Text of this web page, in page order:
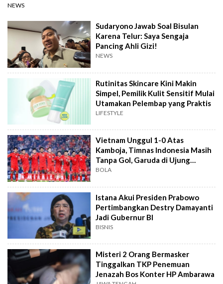
NEWS
Sudaryono Jawab Soal Bisulan
Karena Telur: Saya Sengaja
Pancing Ahli Gizi!
NEWS
Rutinitas Skincare Kini Makin
Simpel, Pemilik Kulit Sensitif Mulai
Utamakan Pelembap yang Praktis
LIFESTYLE
Vietnam Unggul 1-0 Atas
Kamboja, Timnas Indonesia Masih
Tanpa Gol, Garuda di Ujung
Tanduk
BOLA
Istana Akui Presiden Prabowo
Pertimbangkan Destry Damayanti
Jadi Gubernur BI
BISNIS
Misteri 2 Orang Bermasker
Tinggalkan TKP Penemuan
Jenazah Bos Konter HP Ambarawa